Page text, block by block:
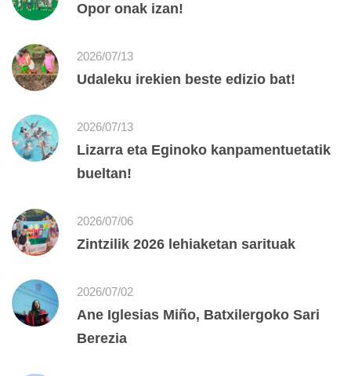
Opor onak izan!
2026/07/13
Udaleku irekien beste edizio bat!
2026/07/13
Lizarra eta Eginoko kanpamentuetatik
bueltan!
2026/07/06
Zintzilik 2026 lehiaketan sarituak
2026/07/02
Ane Iglesias Miño, Batxilergoko Sari
Berezia